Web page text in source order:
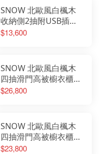
SNOW 北歐風白楓木
收納側2抽附USB插座
3.5尺單人床組
$13,600
SNOW 北歐風白楓木
四抽滑門高被櫥衣櫃
136CM
$26,800
SNOW 北歐風白楓木
四抽滑門高被櫥衣櫃
106CM
$23,800